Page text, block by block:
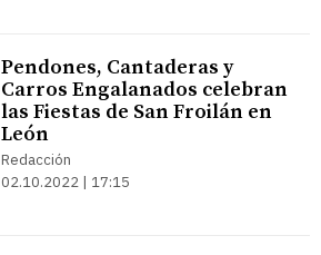
Pendones, Cantaderas y
Carros Engalanados celebran
las Fiestas de San Froilán en
León
Redacción
02.10.2022 | 17:15